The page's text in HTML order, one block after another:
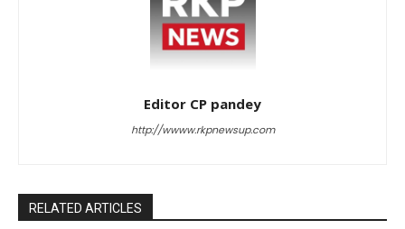
Editor CP pandey
http://wwww.rkpnewsup.com
RELATED ARTICLES